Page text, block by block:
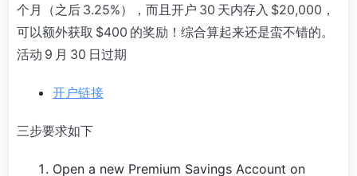
个月（之后 3.25%），而且开户 30 天内存入 $20,000，
可以额外获取 $400 的奖励！综合算起来还是蛮不错的。
活动 9 月 30 日过期
开户链接
三步要求如下
Open a new Premium Savings Account on